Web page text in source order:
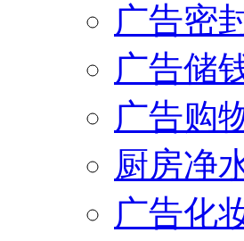
广告密
广告储
广告购
厨房净
广告化